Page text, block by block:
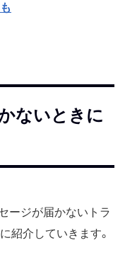
ないときに
ージが届かないトラ
紹介していきます。